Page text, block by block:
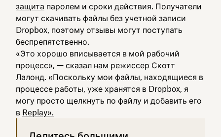
защита паролем и сроки действия. Получатели
могут скачивать файлы без учетной записи
Dropbox, поэтому отзывы могут поступать
беспрепятственно.
«Это хорошо вписывается в мой рабочий
процесс», — сказал нам режиссер Скотт
Лалонд. «Поскольку мои файлы, находящиеся в
процессе работы, уже хранятся в Dropbox, я
могу просто щелкнуть по файлу и добавить его
в Replay».